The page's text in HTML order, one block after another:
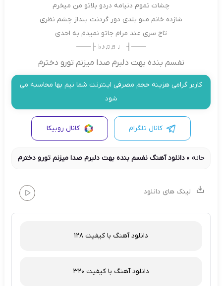
ﭼﺸﺎت ﺗﻤﻮم دﻧﻴﺎﻣﻪ دردو بلاتو ﻣﻦ ﻣﻴﺨﺮم
ﺷﺎزده ﺧﺎﻧﻢ ﻣﻨﻮ ﺑﻠﺪی دور ﮔﺮدﻧﺖ ﺑﻨﺪاز ﭼﺸﻢ ﻧﻈﺮی
ﺗﺎج ﺳﺮی ﻋﻨﺪ ﻣﺮام ﺟﺎﺗﻮ ﻧﻤﻴﺪم ﺑﻪ اﺣﺪی
───┤ ♩♬♫♪♭ ├───
نفسم بنده بهت دلبرم صدا میزنم تورو دخترم
کاربر گرامی هزینه حجم مصرفی اینترنت شما نیم بها محاسبه می
شود
کانال تلگرام کانال روبیکا
خانه »دانلود آهنگ نفسم بنده بهت دلبرم صدا میزنم تورو دخترم
لینک های دانلود
دانلود آهنگ با کیفیت 128
دانلود آهنگ با کیفیت 320